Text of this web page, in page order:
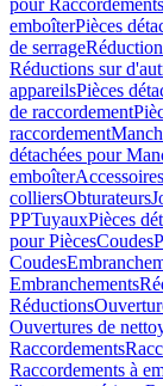
pour Raccordements
emboîterPièces
de serrage
Réductions sur
appareilsPièces
de raccordement
raccordement
détachées pour
emboîterAccessoires
colliersObturateurs
PPTuyauxPièces
pour PiècesCoudes
Coudes
Embranchements
Réductions
Ouvertures de
Raccordements
Raccordements à